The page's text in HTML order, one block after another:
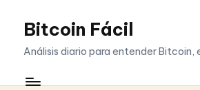
SaltarBitcoin Fácil
Análisis diario para entender Bitcoin,